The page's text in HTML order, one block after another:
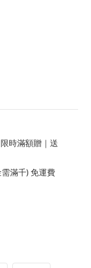
時滿額贈｜送
滿千) 免運費